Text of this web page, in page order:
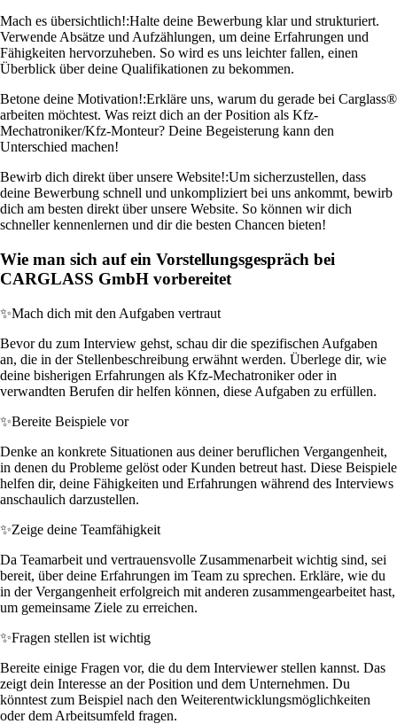
Mach es übersichtlich!:Halte deine Bewerbung klar und strukturiert.
Verwende Absätze und Aufzählungen, um deine Erfahrungen und
Fähigkeiten hervorzuheben. So wird es uns leichter fallen, einen
Überblick über deine Qualifikationen zu bekommen.
Betone deine Motivation!:Erkläre uns, warum du gerade bei Carglass®
arbeiten möchtest. Was reizt dich an der Position als Kfz-
Mechatroniker/Kfz-Monteur? Deine Begeisterung kann den
Unterschied machen!
Bewirb dich direkt über unsere Website!:Um sicherzustellen, dass
deine Bewerbung schnell und unkompliziert bei uns ankommt, bewirb
dich am besten direkt über unsere Website. So können wir dich
schneller kennenlernen und dir die besten Chancen bieten!
Wie man sich auf ein Vorstellungsgespräch bei
CARGLASS GmbH vorbereitet
✨Mach dich mit den Aufgaben vertraut
Bevor du zum Interview gehst, schau dir die spezifischen Aufgaben
an, die in der Stellenbeschreibung erwähnt werden. Überlege dir, wie
deine bisherigen Erfahrungen als Kfz-Mechatroniker oder in
verwandten Berufen dir helfen können, diese Aufgaben zu erfüllen.
✨Bereite Beispiele vor
Denke an konkrete Situationen aus deiner beruflichen Vergangenheit,
in denen du Probleme gelöst oder Kunden betreut hast. Diese Beispiele
helfen dir, deine Fähigkeiten und Erfahrungen während des Interviews
anschaulich darzustellen.
✨Zeige deine Teamfähigkeit
Da Teamarbeit und vertrauensvolle Zusammenarbeit wichtig sind, sei
bereit, über deine Erfahrungen im Team zu sprechen. Erkläre, wie du
in der Vergangenheit erfolgreich mit anderen zusammengearbeitet hast,
um gemeinsame Ziele zu erreichen.
✨Fragen stellen ist wichtig
Bereite einige Fragen vor, die du dem Interviewer stellen kannst. Das
zeigt dein Interesse an der Position und dem Unternehmen. Du
könntest zum Beispiel nach den Weiterentwicklungsmöglichkeiten
oder dem Arbeitsumfeld fragen.